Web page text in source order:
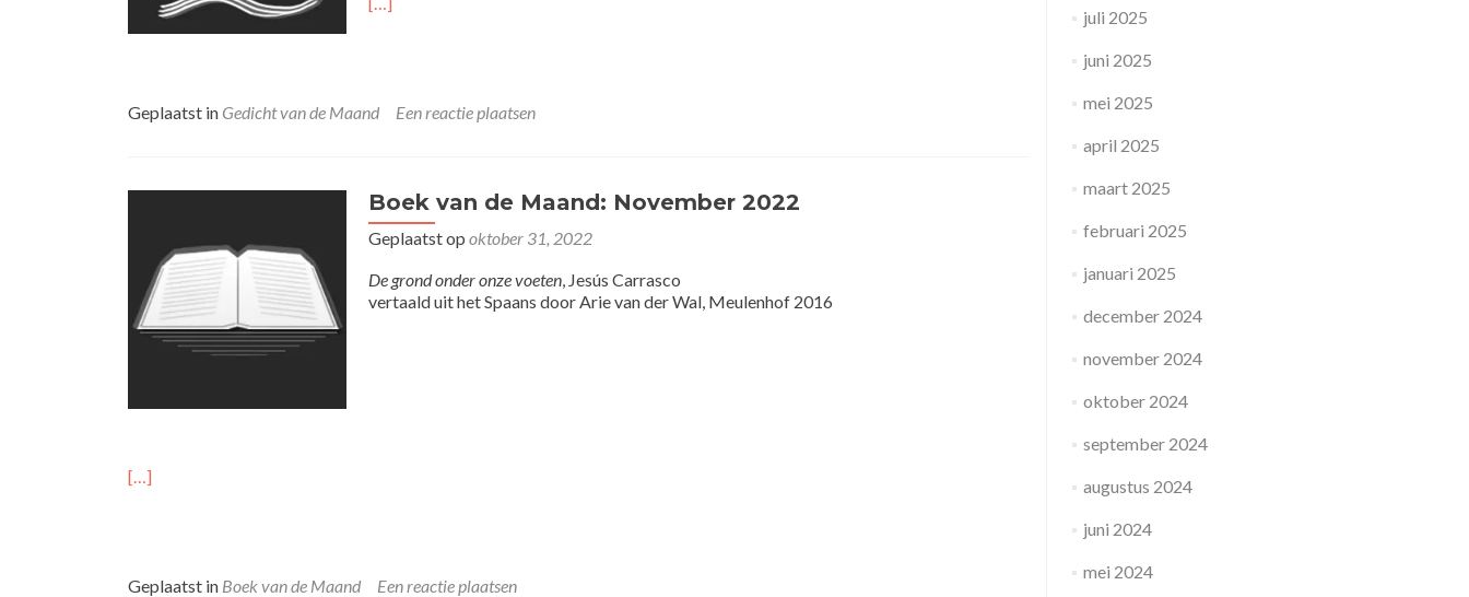
Geplaatst in Gedicht van de Maand Een reactie plaatsen
Boek van de Maand: November 2022
Geplaatst op oktober 31, 2022
De grond onder onze voeten, Jesús Carrasco
vertaald uit het Spaans door Arie van der Wal, Meulenhof 2016
[…]
Geplaatst in Boek van de Maand Een reactie plaatsen
juli 2025
juni 2025
mei 2025
april 2025
maart 2025
februari 2025
januari 2025
december 2024
november 2024
oktober 2024
september 2024
augustus 2024
juni 2024
mei 2024